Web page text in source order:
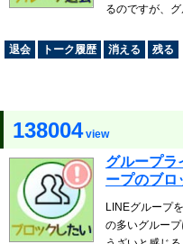
るのですが、
退会
トーク履歴 消える 残る
138004view
グループラ
ープのブロ
LINEグループ
の多いグルー